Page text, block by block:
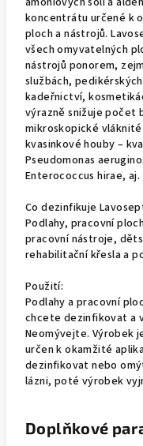
koncentrátu určené k
ploch a nástrojů.
všech omyvatelných
nástrojů ponorem,
službách,
kadeřnictví,
výrazně snižuje počet
mikroskopické
kvasinkové houby –
Pseudomonas
Enterococcus hirae,
Co dezinfikuje
Podlahy, pracovní
pracovní nástroje,
rehabilitační křesla a
Použití:
Podlahy a pracovní
chcete dezinfikovat a
Neomývejte. Výrobek
určen k okamžité
dezinfikovat nebo
lázni, poté výrobek
Doplňkové